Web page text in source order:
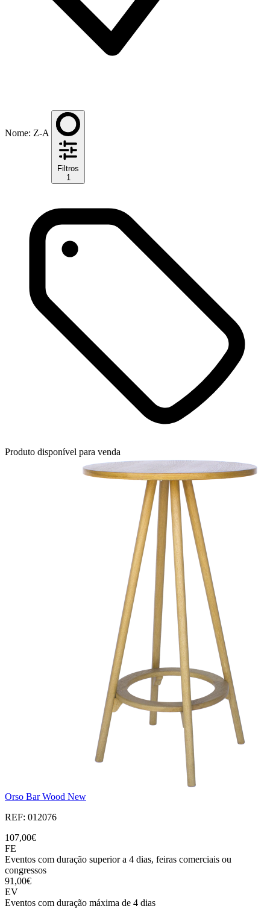
Nome: Z-A
Filtros
1
Produto disponível para venda
Orso Bar Wood New
REF: 012076
107,00€
FE
Eventos com duração superior a 4 dias, feiras comerciais ou
congressos
91,00€
EV
Eventos com duração máxima de 4 dias